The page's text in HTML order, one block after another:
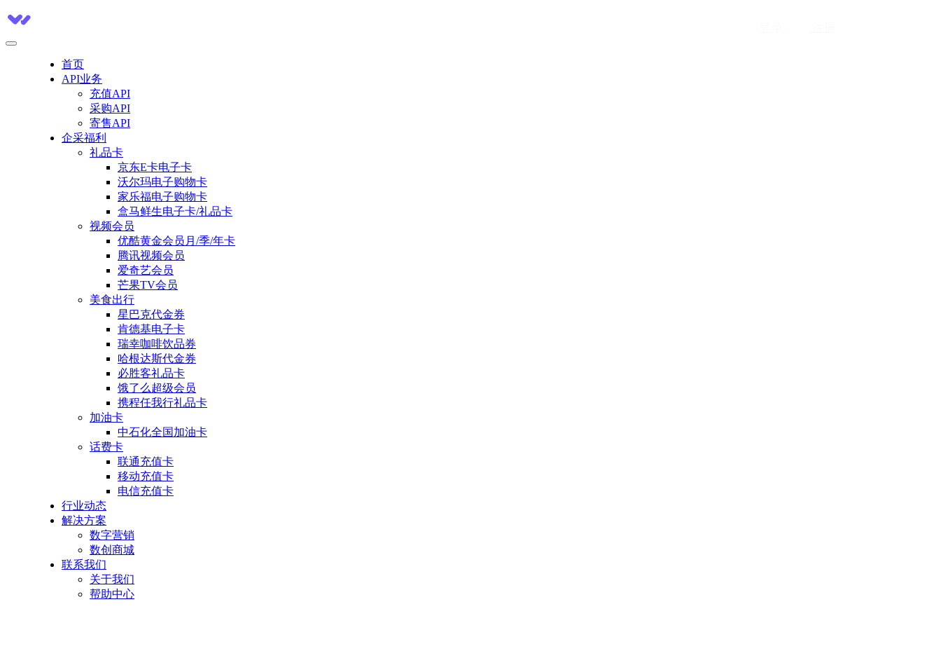
首页
API业务
充值API
采购API
寄售API
企采福利
礼品卡
京东E卡电子卡
沃尔玛电子购物卡
家乐福电子购物卡
盒马鲜生电子卡/礼品卡
视频会员
优酷黄金会员月/季/年卡
腾讯视频会员
爱奇艺会员
芒果TV会员
美食出行
星巴克代金券
肯德基电子卡
瑞幸咖啡饮品券
哈根达斯代金券
必胜客礼品卡
饿了么超级会员
携程任我行礼品卡
加油卡
中石化全国加油卡
话费卡
联通充值卡
移动充值卡
电信充值卡
行业动态
解决方案
数字营销
数创商城
联系我们
关于我们
帮助中心